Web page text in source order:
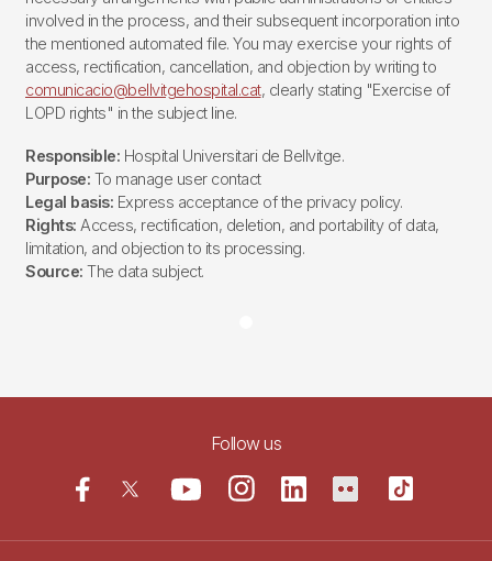
involved in the process, and their subsequent incorporation into
the mentioned automated file. You may exercise your rights of
access, rectification, cancellation, and objection by writing to
comunicacio@bellvitgehospital.cat, clearly stating "Exercise of
LOPD rights" in the subject line.
Responsible: Hospital Universitari de Bellvitge.
Purpose: To manage user contact
Legal basis: Express acceptance of the privacy policy.
Rights: Access, rectification, deletion, and portability of data,
limitation, and objection to its processing.
Source: The data subject.
Follow us